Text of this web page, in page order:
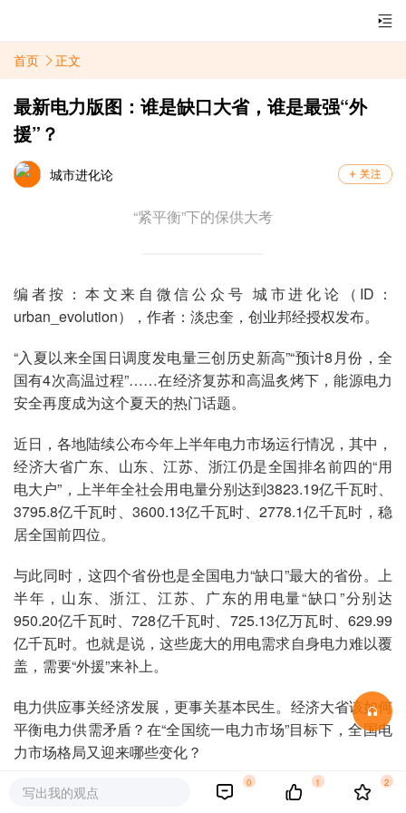
首页 正文
最新电力版图：谁是缺口大省，谁是最强“外
援”？
城市进化论
“紧平衡”下的保供大考
编者按：本文来自微信公众号 城市进化论（ID：
urban_evolution），作者：淡忠奎，创业邦经授权发布。
“入夏以来全国日调度发电量三创历史新高”“预计8月份，全
国有4次高温过程”……在经济复苏和高温炙烤下，能源电力
安全再度成为这个夏天的热门话题。
近日，各地陆续公布今年上半年电力市场运行情况，其中，
经济大省广东、山东、江苏、浙江仍是全国排名前四的“用
电大户”，上半年全社会用电量分别达到3823.19亿千瓦时、
3795.8亿千瓦时、3600.13亿千瓦时、2778.1亿千瓦时，稳
居全国前四位。
与此同时，这四个省份也是全国电力“缺口”最大的省份。上
半年，山东、浙江、江苏、广东的用电量“缺口”分别达
950.20亿千瓦时、728亿千瓦时、725.13亿万瓦时、629.99
亿千瓦时。也就是说，这些庞大的用电需求自身电力难以覆
盖，需要“外援”来补上。
电力供应事关经济发展，更事关基本民生。经济大省该如何
平衡电力供需矛盾？在“全国统一电力市场”目标下，全国电
力市场格局又迎来哪些变化？
01电力消费
写出我的观点
0 1 2